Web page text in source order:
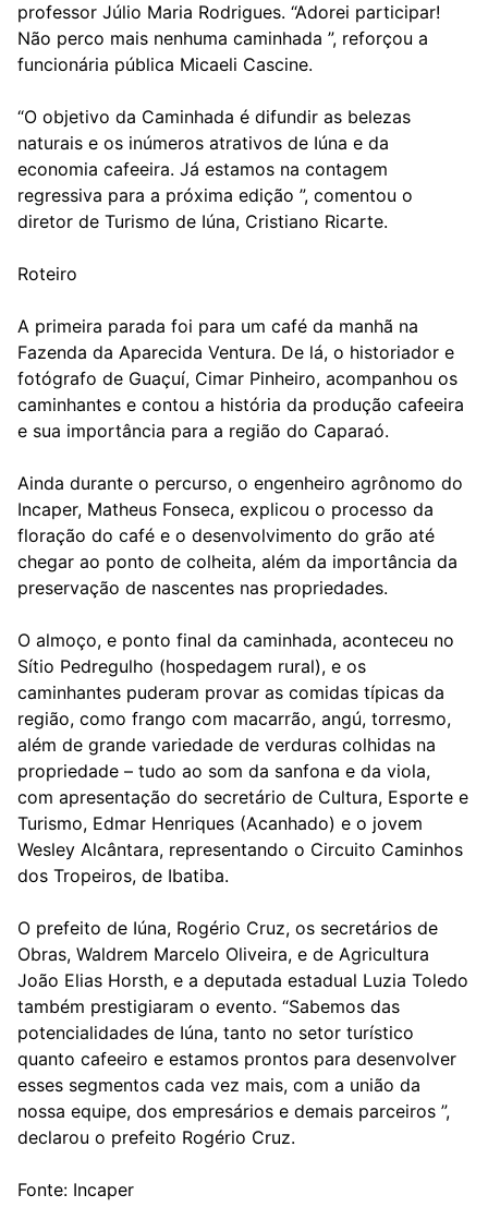
professor Júlio Maria Rodrigues. “Adorei participar!
Não perco mais nenhuma caminhada ”, reforçou a
funcionária pública Micaeli Cascine.
“O objetivo da Caminhada é difundir as belezas
naturais e os inúmeros atrativos de Iúna e da
economia cafeeira. Já estamos na contagem
regressiva para a próxima edição ”, comentou o
diretor de Turismo de Iúna, Cristiano Ricarte.
Roteiro
A primeira parada foi para um café da manhã na
Fazenda da Aparecida Ventura. De lá, o historiador e
fotógrafo de Guaçuí, Cimar Pinheiro, acompanhou os
caminhantes e contou a história da produção cafeeira
e sua importância para a região do Caparaó.
Ainda durante o percurso, o engenheiro agrônomo do
Incaper, Matheus Fonseca, explicou o processo da
floração do café e o desenvolvimento do grão até
chegar ao ponto de colheita, além da importância da
preservação de nascentes nas propriedades.
O almoço, e ponto final da caminhada, aconteceu no
Sítio Pedregulho (hospedagem rural), e os
caminhantes puderam provar as comidas típicas da
região, como frango com macarrão, angú, torresmo,
além de grande variedade de verduras colhidas na
propriedade – tudo ao som da sanfona e da viola,
com apresentação do secretário de Cultura, Esporte e
Turismo, Edmar Henriques (Acanhado) e o jovem
Wesley Alcântara, representando o Circuito Caminhos
dos Tropeiros, de Ibatiba.
O prefeito de Iúna, Rogério Cruz, os secretários de
Obras, Waldrem Marcelo Oliveira, e de Agricultura
João Elias Horsth, e a deputada estadual Luzia Toledo
também prestigiaram o evento. “Sabemos das
potencialidades de Iúna, tanto no setor turístico
quanto cafeeiro e estamos prontos para desenvolver
esses segmentos cada vez mais, com a união da
nossa equipe, dos empresários e demais parceiros ”,
declarou o prefeito Rogério Cruz.
Fonte: Incaper